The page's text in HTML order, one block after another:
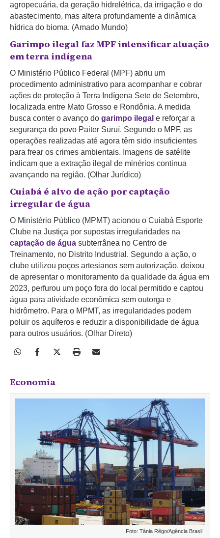
agropecuária, da geração hidrelétrica, da irrigação e do
abastecimento, mas altera profundamente a dinâmica
hídrica do bioma. (Amado Mundo)
Garimpo ilegal faz MPF intensificar atuação
em terra indígena
O Ministério Público Federal (MPF) abriu um
procedimento administrativo para acompanhar e cobrar
ações de proteção à Terra Indígena Sete de Setembro,
localizada entre Mato Grosso e Rondônia. A medida
busca conter o avanço do garimpo ilegal e reforçar a
segurança do povo Paiter Suruí. Segundo o MPF, as
operações realizadas até agora têm sido insuficientes
para frear os crimes ambientais. Imagens de satélite
indicam que a extração ilegal de minérios continua
avançando na região. (Olhar Jurídico)
Cuiabá é alvo de ação por captação
irregular de água
O Ministério Público (MPMT) acionou o Cuiabá Esporte
Clube na Justiça por supostas irregularidades na
captação de água subterrânea no Centro de
Treinamento, no Distrito Industrial. Segundo a ação, o
clube utilizou poços artesianos sem autorização, deixou
de apresentar o monitoramento da qualidade da água em
2023, perfurou um poço fora do local permitido e captou
água para atividade econômica sem outorga e
hidrômetro. Para o MPMT, as irregularidades podem
poluir os aquíferos e reduzir a disponibilidade de água
para outros usuários. (Olhar Direto)
Economia
Foto: Tânia Rêgo/Agência Brasil